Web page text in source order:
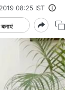
2019 08:25 IST